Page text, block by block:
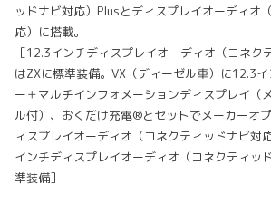
ッドナビ対応）Plusとディスプレイオーディオ
応）に搭載。
［12.3インチディスプレイオーディオ（コネク
はZXに標準装備。VX（ディーゼル車）に12.3
ー＋マルチインフォメーションディスプレイ（
ル付）、おくだけ充電®とセットでメーカーオ
ィスプレイオーディオ（コネクティッドナビ対
インチディスプレイオーディオ（コネクティッ
準装備］